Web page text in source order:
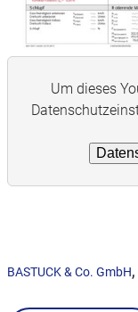
Um dieses
BASTUCK & Co. GmbH,